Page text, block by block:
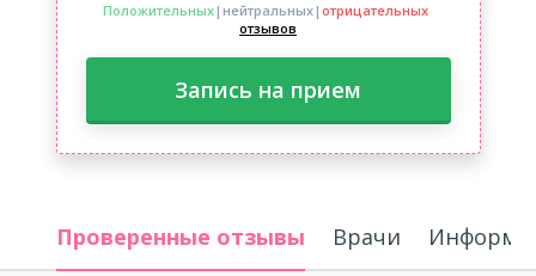
Положительных|нейтральных| отрицательных
отзывов
Запись на прием
Проверенные отзывы Врачи